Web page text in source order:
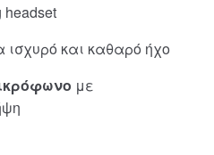
headset
ισχυρό και καθαρό ήχο
με